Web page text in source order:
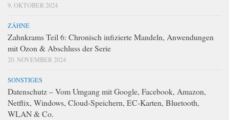
9. OKTOBER 2024
ZÄHNE
Zahnkrams Teil 6: Chronisch infizierte Mandeln, Anwendungen
mit Ozon & Abschluss der Serie
20. NOVEMBER 2024
SONSTIGES
Datenschutz – Vom Umgang mit Google, Facebook, Amazon,
Netflix, Windows, Cloud-Speichern, EC-Karten, Bluetooth,
WLAN & Co.